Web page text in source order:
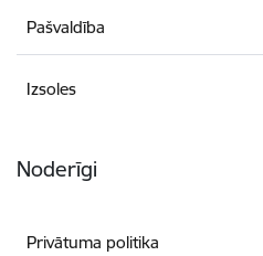
Pašvaldība
Izsoles
Noderīgi
Privātuma politika